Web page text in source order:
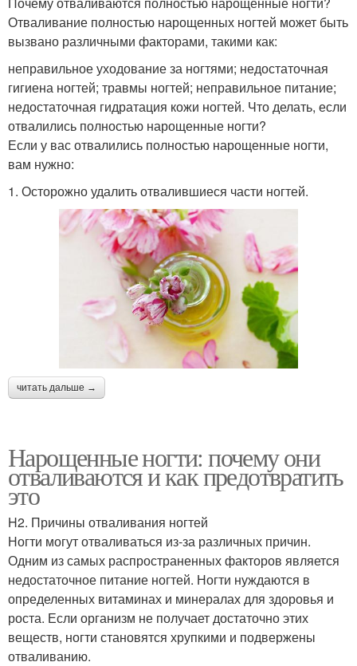
Отваливание полностью нарощенных ногтей может быть
вызвано различными факторами, такими как:
неправильное уходование за ногтями; недостаточная
гигиена ногтей; травмы ногтей; неправильное питание;
недостаточная гидратация кожи ногтей. Что делать, если
отвалились полностью нарощенные ногти?
Если у вас отвалились полностью нарощенные ногти,
вам нужно:
1. Осторожно удалить отвалившиеся части ногтей.
читать дальше →
Нарощенные ногти: почему они
отваливаются и как предотвратить
это
H2. Причины отваливания ногтей
Ногти могут отваливаться из-за различных причин.
Одним из самых распространенных факторов является
недостаточное питание ногтей. Ногти нуждаются в
определенных витаминах и минералах для здоровья и
роста. Если организм не получает достаточно этих
веществ, ногти становятся хрупкими и подвержены
отваливанию.